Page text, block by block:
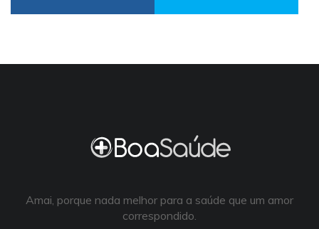
Amai, porque nada melhor para a saúde que um amor
correspondido.